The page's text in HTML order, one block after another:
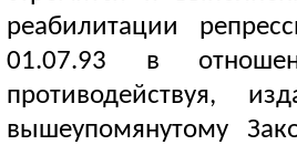
реабилитации
01.07.93 в
противодействуя,
вышеупомянутому